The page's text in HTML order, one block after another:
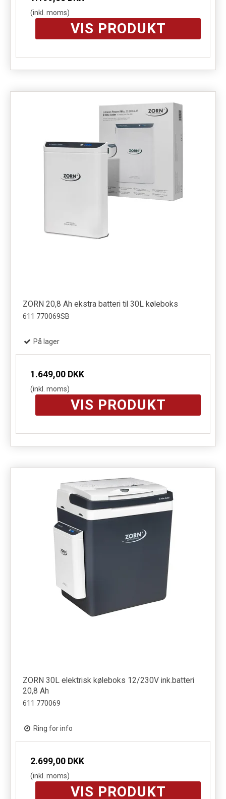
(inkl. moms)
VIS PRODUKT
ZORN 20,8 Ah ekstra batteri til 30L køleboks
611 770069SB
På lager
1.649,00 DKK
(inkl. moms)
VIS PRODUKT
ZORN 30L elektrisk køleboks 12/230V ink.batteri
20,8 Ah
611 770069
Ring for info
2.699,00 DKK
(inkl. moms)
VIS PRODUKT